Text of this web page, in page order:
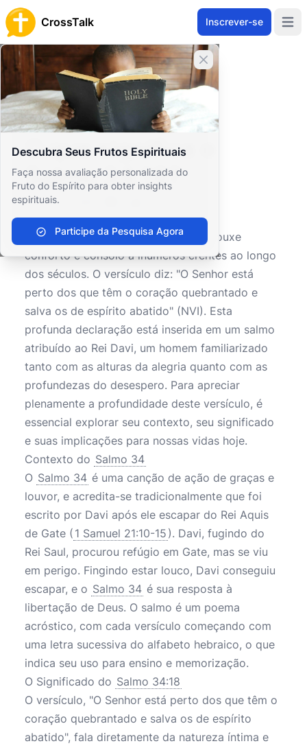
CrossTalk Inscrever-se
Fechar banner
Descubra Seus Frutos Espirituais
Faça nossa avaliação personalizada do
Fruto do Espírito para obter insights
espirituais.
Participe da Pesquisa Agora
Home
Arquivo de Perguntas
Antigo Testamento
Sabedoria e Poesia
O que significa o Salmo 34:18?
O que significa o
Salmo 34:18?
0 0 624
Salmo 34:18é um versículo que trouxe
conforto e consolo a inúmeros crentes ao longo
dos séculos. O versículo diz: "O Senhor está
perto dos que têm o coração quebrantado e
salva os de espírito abatido" (NVI). Esta
profunda declaração está inserida em um salmo
atribuído ao Rei Davi, um homem familiarizado
tanto com as alturas da alegria quanto com as
profundezas do desespero. Para apreciar
plenamente a profundidade deste versículo, é
essencial explorar seu contexto, seu significado
e suas implicações para nossas vidas hoje.
Contexto do Salmo 34
O Salmo 34 é uma canção de ação de graças e
louvor, e acredita-se tradicionalmente que foi
escrito por Davi após ele escapar do Rei Aquis
de Gate ( 1 Samuel 21:10-15 ). Davi, fugindo do
Rei Saul, procurou refúgio em Gate, mas se viu
em perigo. Fingindo estar louco, Davi conseguiu
escapar, e o Salmo 34 é sua resposta à
libertação de Deus. O salmo é um poema
acróstico, com cada versículo começando com
uma letra sucessiva do alfabeto hebraico, o que
indica seu uso para ensino e memorização.
O Significado do Salmo 34:18
O versículo, "O Senhor está perto dos que têm o
coração quebrantado e salva os de espírito
abatido", fala diretamente da natureza íntima e